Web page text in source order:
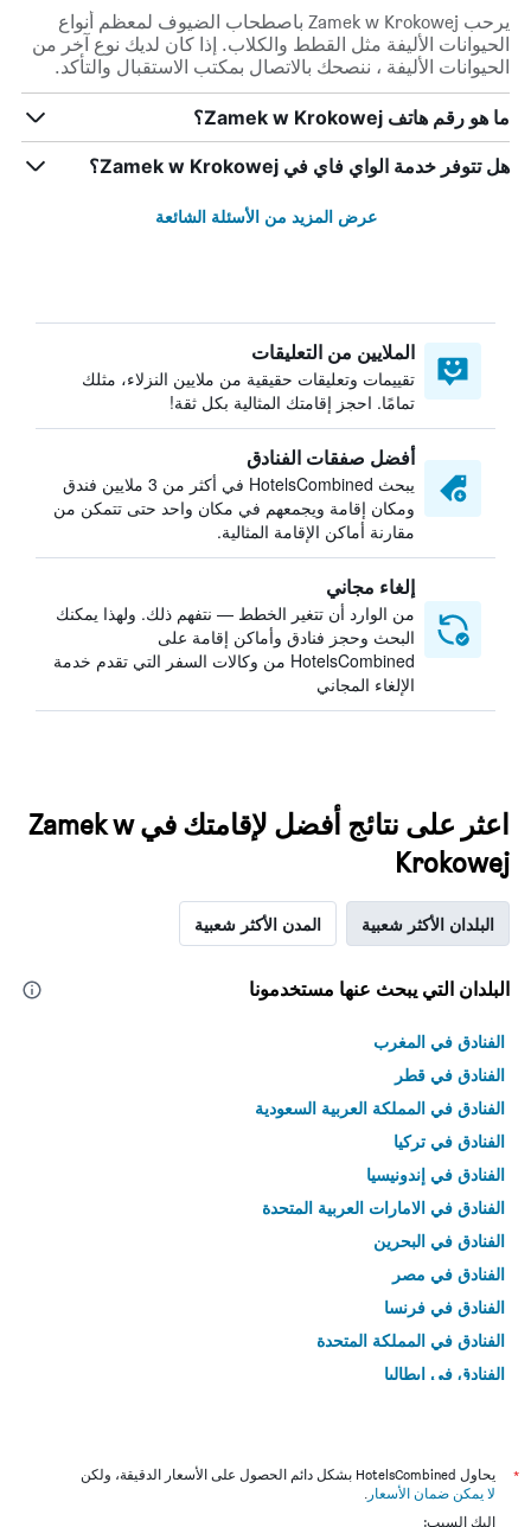
يرحب Zamek w Krokowej باصطحاب الضيوف لمعظم أنواع
الحيوانات الأليفة مثل القطط والكلاب. إذا كان لديك نوع آخر من
الحيوانات الأليفة ، ننصحك بالاتصال بمكتب الاستقبال والتأكد.
ما هو رقم هاتف Zamek w Krokowej؟
هل تتوفر خدمة الواي فاي في Zamek w Krokowej؟
عرض المزيد من الأسئلة الشائعة
الملايين من التعليقات
تقييمات وتعليقات حقيقية من ملايين النزلاء، مثلك
تمامًا. احجز إقامتك المثالية بكل ثقة!
أفضل صفقات الفنادق
يبحث HotelsCombined في أكثر من 3 ملايين فندق
ومكان إقامة ويجمعهم في مكان واحد حتى تتمكن من
مقارنة أماكن الإقامة المثالية.
إلغاء مجاني
من الوارد أن تتغير الخطط — نتفهم ذلك. ولهذا يمكنك
البحث وحجز فنادق وأماكن إقامة على
HotelsCombined من وكالات السفر التي تقدم خدمة
الإلغاء المجاني
اعثر على نتائج أفضل لإقامتك في Zamek w
Krokowej
البلدان الأكثر شعبية المدن الأكثر شعبية
البلدان التي يبحث عنها مستخدمونا
الفنادق في المغرب
الفنادق في قطر
الفنادق في المملكة العربية السعودية
الفنادق في تركيا
الفنادق في إندونيسيا
الفنادق في الامارات العربية المتحدة
الفنادق في البحرين
الفنادق في مصر
الفنادق في فرنسا
الفنادق في المملكة المتحدة
الفنادق في إيطاليا
*
يحاول HotelsCombined بشكل دائم الحصول على الأسعار الدقيقة، ولكن
لا يمكن ضمان الأسعار .
إليك السبب: